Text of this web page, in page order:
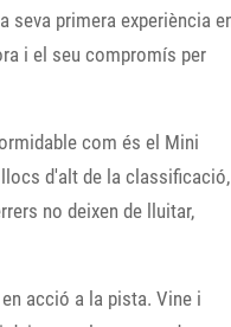
seva primera experiència
i el seu compromís per
com és el Mini
d'alt de la classificació,
no deixen de lluitar,
acció a la pista. Vine i